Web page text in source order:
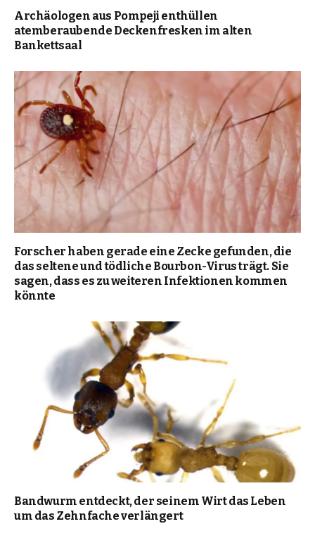
Archäologen aus Pompeji enthüllen
atemberaubende Deckenfresken im alten
Bankettsaal
Forscher haben gerade eine Zecke gefunden, die
das seltene und tödliche Bourbon-Virus trägt. Sie
sagen, dass es zu weiteren Infektionen kommen
könnte
Bandwurm entdeckt, der seinem Wirt das Leben
um das Zehnfache verlängert